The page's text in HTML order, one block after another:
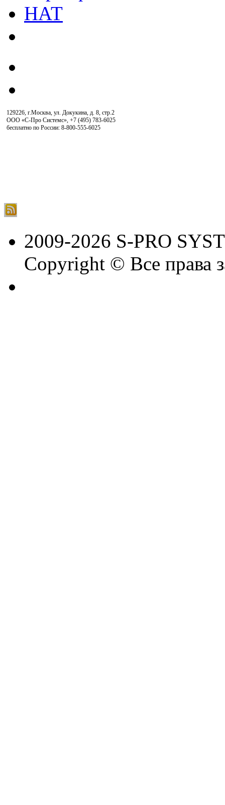
129226, г.Москва, ул. Докукина, д. 8, стр.2
ООО «С-Про Системс» +7 (495) 783-6025
бесплатно по России: 8-800-555-6025
2009-2026 S-PRO
Copyright © Все права